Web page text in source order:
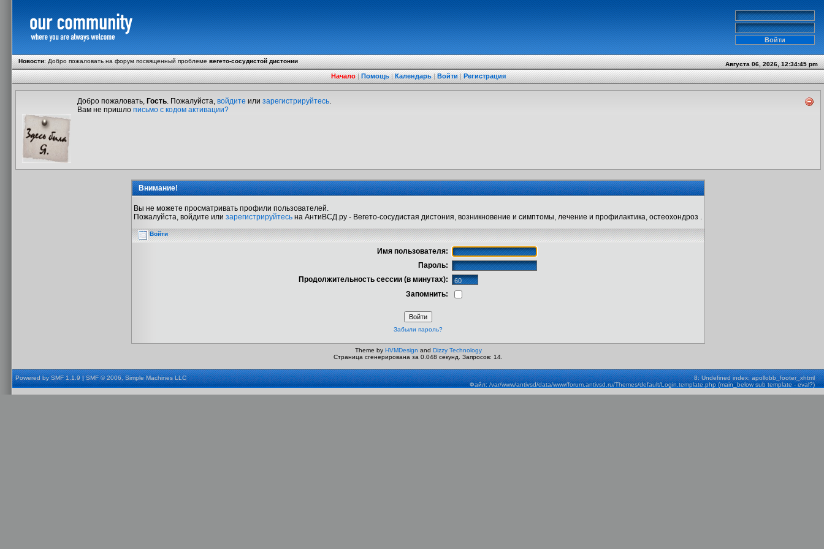
Новости:Добро пожаловать на форум посвященный проблемевегето-сосудистой дистонии Августа 06, 2026, 12:34:45 pm
Начало|Помощь|Календарь|Войти|Регистрация
Добро пожаловать, Гость. Пожалуйста, войдите или зарегистрируйтесь.
Вам не пришло письмо с кодом активации?
Внимание!
Вы не можете просматривать профили пользователей.
Пожалуйста, войдите или зарегистрируйтесь на АнтиВСД.ру - Вегето-сосудистая дистония, возникновение и симптомы, лечение и профилактика, остеохондроз .
Войти
Имя пользователя:
Пароль:
Продолжительность сессии (в минутах):
Запомнить:
Забыли пароль?
Theme by HVMDesign and Dizzy Technology
Страница сгенерирована за 0.048 секунд. Запросов: 14.
Powered by SMF 1.1.9|SMF © 2006, Simple Machines LLC
8: Undefined index: apollobb_footer_xhtml
Файл: /var/www/antivsd/data/www/forum.antivsd.ru/Themes/default/Login.template.php (main_below sub template - eval?)